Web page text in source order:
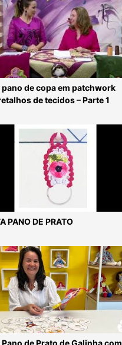
pano de copa em patchwork
de tecidos – Parte 1
PANO DE PRATO
de Prato de Galinha com